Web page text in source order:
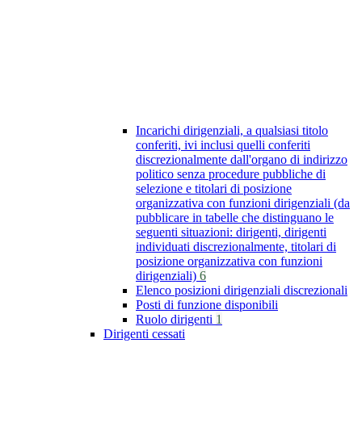
Incarichi dirigenziali, a qualsiasi titolo
conferiti, ivi inclusi quelli conferiti
discrezionalmente dall'organo di indirizzo
politico senza procedure pubbliche di
selezione e titolari di posizione
organizzativa con funzioni dirigenziali (da
pubblicare in tabelle che distinguano le
seguenti situazioni: dirigenti, dirigenti
individuati discrezionalmente, titolari di
posizione organizzativa con funzioni
dirigenziali) 6
Elenco posizioni dirigenziali discrezionali
Posti di funzione disponibili
Ruolo dirigenti 1
Dirigenti cessati